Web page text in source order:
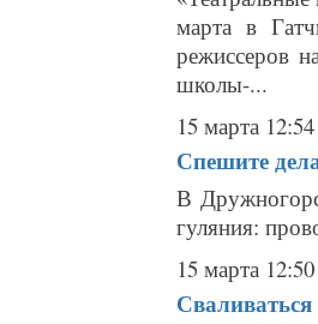
марта в
режиссеров
школы-...
15 марта 12:54
Спешите
В
гуляния:
15 марта 12:50